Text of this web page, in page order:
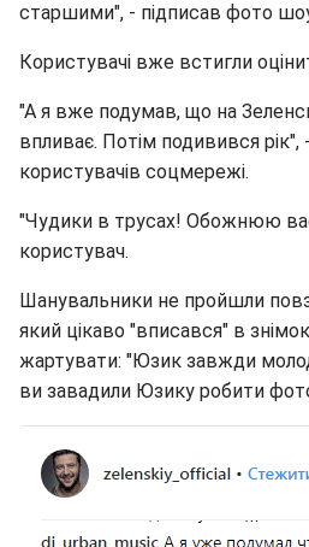
старшими", - підписав фото
Користувачі вже встигли
"А я вже подумав, що на
впливає. Потім подивився рік",
користувачів соцмережі.
"Чудики в трусах! Обожнюю
користувач.
Шанувальники не пройшли
який цікаво "вписався" в
жартувати: "Юзик завжди
ви завадили Юзику робити